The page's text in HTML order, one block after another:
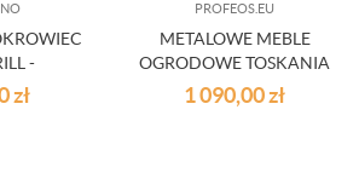
-
CM
zł
PROFEOS.EU
METALOWE MEBLE
OGRODOWE TOSKANIA
1 090,00zł